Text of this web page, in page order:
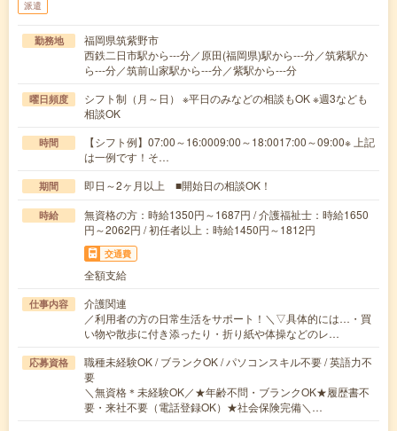
派遣
勤務地
福岡県筑紫野市
西鉄二日市駅から---分／原田(福岡県)駅から---分／筑紫駅か
ら---分／筑前山家駅から---分／紫駅から---分
曜日頻度
シフト制（月～日） ※平日のみなどの相談もOK ※週3なども
相談OK
時間
【シフト例】07:00～16:0009:00～18:0017:00～09:00※ 上記
は一例です！そ…
期間 即日～2ヶ月以上 ■開始日の相談OK！
時給
無資格の方：時給1350円～1687円 / 介護福祉士：時給1650
円～2062円 / 初任者以上：時給1450円～1812円
交通費
全額支給
仕事内容
介護関連
／利用者の方の日常生活をサポート！＼▽具体的には…・買
い物や散歩に付き添ったり・折り紙や体操などのレ…
応募資格
職種未経験OK / ブランクOK / パソコンスキル不要 / 英語力不
要
＼無資格＊未経験OK／★年齢不問・ブランクOK★履歴書不
要・来社不要（電話登録OK）★社会保険完備＼…